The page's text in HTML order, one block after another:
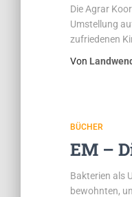
Die Agrar
Umstellung
zufriedenen
Von
BÜCHER
EM –
Bakterien als
bewohnten,